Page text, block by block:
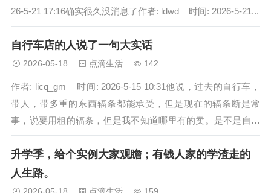
26-5-21 17:16确实很久没消息了作者: ldwd 时间: 2026-5-21...
自行车店的人说了一句大实话
2026-05-18 点滴生活 142
作者: licq_gm 时间: 2026-5-15 10:31他说，过去的自行车，
带人，带多重的东西辐条都能承受，但是现在的辐条断是常
事，说要用粗的辐条，但是我不知道哪里有的卖。是不是自行
车厂家...
升学季，给个实例大家观瞻；有钱人家的学渣走的
人生路。